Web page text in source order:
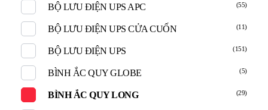
BỘ LƯU ĐIỆN UPS APC (55)
BỘ LƯU ĐIỆN UPS CỬA CUỐN (11)
BỘ LƯU ĐIỆN UPS (151)
BÌNH ẮC QUY GLOBE (5)
BÌNH ẮC QUY LONG (29)